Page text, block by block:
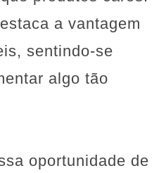
a vantagem
sentindo-se
algo tão
oportunidade de